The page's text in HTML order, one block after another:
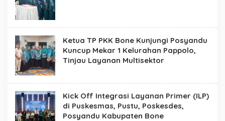
Ketua TP PKK Bone Kunjungi Posyandu
Kuncup Mekar 1 Kelurahan Pappolo,
Tinjau Layanan Multisektor
Kick Off Integrasi Layanan Primer (ILP)
di Puskesmas, Pustu, Poskesdes,
Posyandu Kabupaten Bone